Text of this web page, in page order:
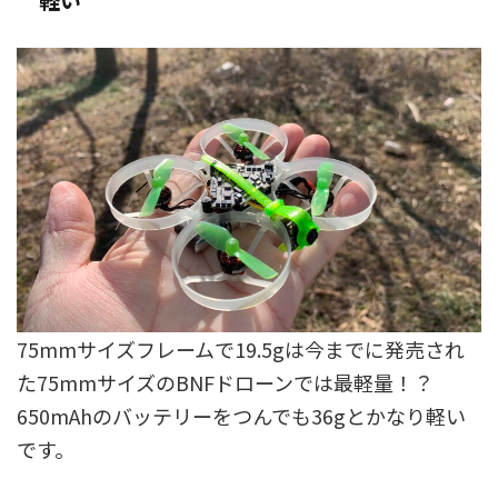
75mmサイズフレームで19.5gは今までに発売され
た75mmサイズのBNFドローンでは最軽量！？
650mAhのバッテリーをつんでも36gとかなり軽い
です。